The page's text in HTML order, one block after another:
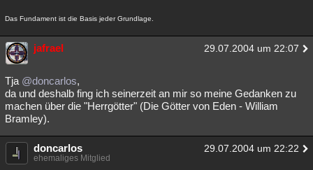
Das Fundament ist die Basis jeder Grundlage.
jafrael 29.07.2004 um 22:07
Tja @doncarlos,
da und deshalb fing ich seinerzeit an mir so meine Gedanken zu
machen über die "Herrgötter" (Die Götter von Eden - William
Bramley).
doncarlos 29.07.2004 um 22:22
ehemaliges Mitglied